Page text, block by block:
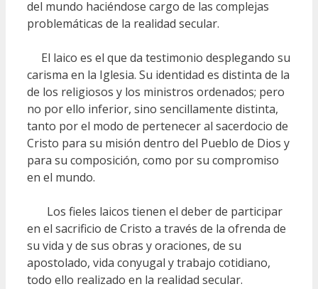
del mundo haciéndose cargo de las complejas
problemáticas de la realidad secular.
El laico es el que da testimonio desplegando su
carisma en la Iglesia. Su identidad es distinta de la
de los religiosos y los ministros ordenados; pero
no por ello inferior, sino sencillamente distinta,
tanto por el modo de pertenecer al sacerdocio de
Cristo para su misión dentro del Pueblo de Dios y
para su composición, como por su compromiso
en el mundo.
Los fieles laicos tienen el deber de participar
en el sacrificio de Cristo a través de la ofrenda de
su vida y de sus obras y oraciones, de su
apostolado, vida conyugal y trabajo cotidiano,
todo ello realizado en la realidad secular.